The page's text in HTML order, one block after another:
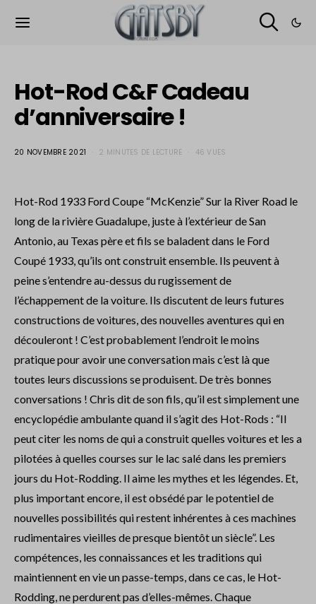
Hot-Rod C&F Cadeau
d’anniversaire !
20 NOVEMBRE 2021 2 MINUTES DE LECTURE 46 VUES
Hot-Rod 1933 Ford Coupe “McKenzie” Sur la River Road le
long de la rivière Guadalupe, juste à l’extérieur de San
Antonio, au Texas père et fils se baladent dans le Ford
Coupé 1933, qu’ils ont construit ensemble. Ils peuvent à
peine s’entendre au-dessus du rugissement de
l’échappement de la voiture. Ils discutent de leurs futures
constructions de voitures, des nouvelles aventures qui en
découleront ! C’est probablement l’endroit le moins
pratique pour avoir une conversation mais c’est là que
toutes leurs discussions se produisent. De très bonnes
conversations ! Chris dit de son fils, qu’il est simplement une
encyclopédie ambulante quand il s’agit des Hot-Rods : “Il
peut citer les noms de qui a construit quelles voitures et les a
pilotées à quelles courses sur le lac salé dans les premiers
jours du Hot-Rodding. Il aime les mythes et les légendes. Et,
plus important encore, il est obsédé par le potentiel de
nouvelles possibilités qui restent inhérentes à ces machines
rudimentaires vieilles de presque bientôt un siècle”. Les
compétences, les connaissances et les traditions qui
maintiennent en vie un passe-temps, dans ce cas, le Hot-
Rodding, ne perdurent pas d’elles-mêmes. Chaque
Cookies management panel